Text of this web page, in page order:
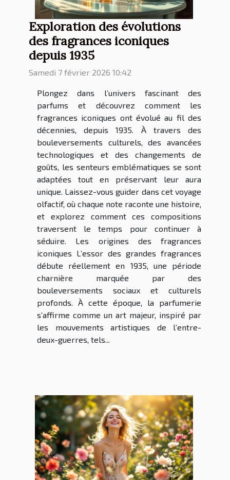
Exploration des évolutions
des fragrances iconiques
depuis 1935
Samedi 7 février 2026 10:42
Plongez dans l’univers fascinant des
parfums et découvrez comment les
fragrances iconiques ont évolué au fil des
décennies, depuis 1935. À travers des
bouleversements culturels, des avancées
technologiques et des changements de
goûts, les senteurs emblématiques se sont
adaptées tout en préservant leur aura
unique. Laissez-vous guider dans cet voyage
olfactif, où chaque note raconte une histoire,
et explorez comment ces compositions
traversent le temps pour continuer à
séduire. Les origines des fragrances
iconiques L’essor des grandes fragrances
débute réellement en 1935, une période
charnière marquée par des
bouleversements sociaux et culturels
profonds. À cette époque, la parfumerie
s’affirme comme un art majeur, inspiré par
les mouvements artistiques de l’entre-
deux-guerres, tels...